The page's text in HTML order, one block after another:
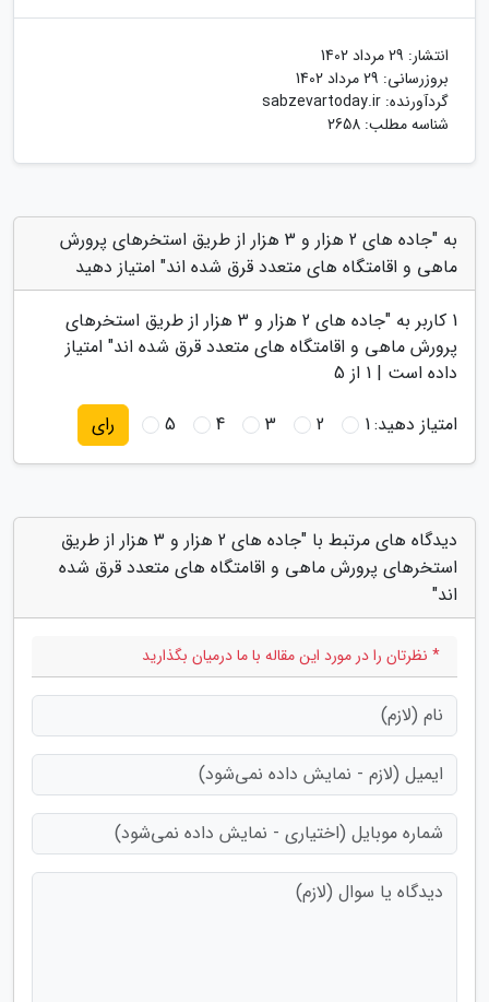
انتشار: 29 مرداد 1402
بروزرسانی: 29 مرداد 1402
گردآورنده: sabzevartoday.ir
شناسه مطلب: 2658
به "جاده های 2 هزار و 3 هزار از طریق استخرهای پرورش
ماهی و اقامتگاه های متعدد قرق شده اند" امتیاز دهید
1 کاربر به "
جاده های 2 هزار و 3 هزار از طریق استخرهای
پرورش ماهی و اقامتگاه های متعدد قرق شده اند" امتیاز
داده است | 1 از 5
امتیاز دهید:1
2
3
4
5 رای
دیدگاه های مرتبط با "جاده های 2 هزار و 3 هزار از طریق
استخرهای پرورش ماهی و اقامتگاه های متعدد قرق شده
اند"
* نظرتان را در مورد این مقاله با ما درمیان بگذارید